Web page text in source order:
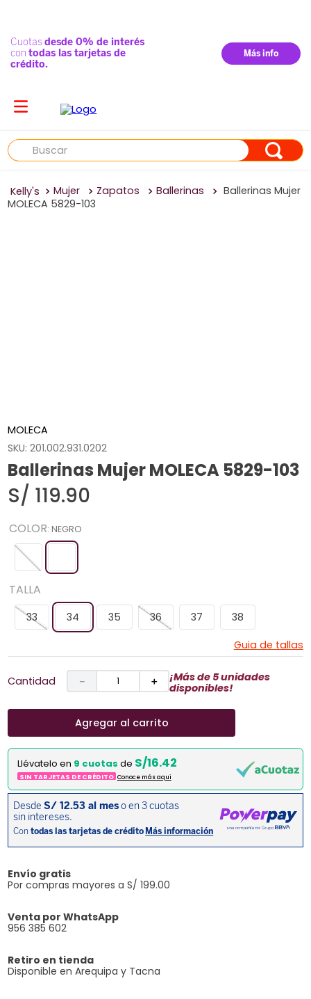
Buscar
Mujer Zapatos Ballerinas
Ballerinas Mujer
MOLECA 5829-103
MOLECA
SKU:201.002.931.0202
Ballerinas Mujer MOLECA 5829-103
S/ 119.90
COLOR: NEGRO
TALLA
33 34 35 36 37
38
Guia de tallas
Cantidad ＋
－
¡Más de 5 unidades
disponibles!
Agregar al carrito
Llévatelo en 9 cuotas de S/16.42
SIN TARJETAS DE CRÉDITO Conoce más aqui
Envío gratis
Por compras mayores a S/ 199.00
Venta por WhatsApp
956 385 602
Retiro en tienda
Disponible en Arequipa y Tacna